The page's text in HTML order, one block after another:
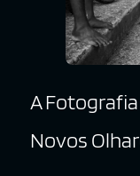
A
Novos